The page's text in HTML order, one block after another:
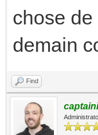
UP
RX
chose
demain
Find